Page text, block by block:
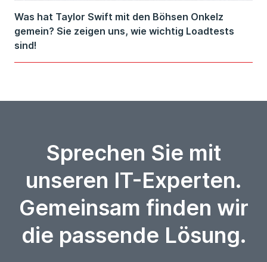
Was hat Taylor Swift mit den Böhsen Onkelz
gemein? Sie zeigen uns, wie wichtig Loadtests
sind!
Sprechen Sie mit
unseren IT-Experten.
Gemeinsam finden wir
die passende Lösung.